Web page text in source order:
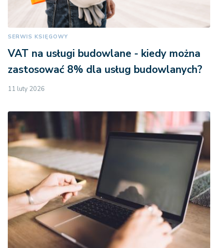
SERWIS KSIĘGOWY
VAT na usługi budowlane - kiedy można
zastosować 8% dla usług budowlanych?
11 luty 2026